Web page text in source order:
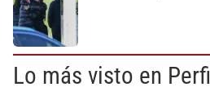
Lo más visto en Perfil